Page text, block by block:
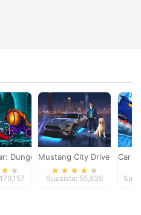
Dungeon Adventure
Mustang City Driver
Suzaista: 55,839
Car